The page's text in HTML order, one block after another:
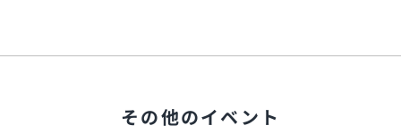
その他のイベント